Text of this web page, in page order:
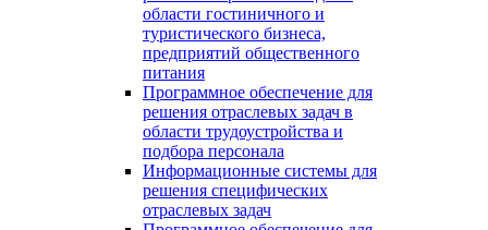
области гостиничного и
туристического бизнеса,
предприятий общественного
питания
Программное обеспечение для
решения отраслевых задач в
области трудоустройства и
подбора персонала
Информационные системы для
решения специфических
отраслевых задач